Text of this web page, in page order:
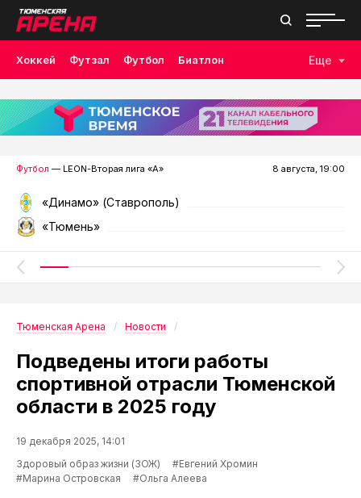
Хоккей Футзал Футбол Биатлон
Лыжные гонки Волейбол Плавание Дзюдо
Скалолазание Велоспорт Бокс
Еще
Футбол — LEON-Вторая лига «А» 8 августа, 19:00
«Динамо» (Ставрополь)
«Тюмень»
Тюменская Арена Новости
Подведены итоги работы
спортивной отрасли Тюменской
области в 2025 году
19 декабря 2025, 14:01
Здоровый образ жизни (ЗОЖ)
#Евгений Хромин
#Марина Островская
#Ольга Алеева